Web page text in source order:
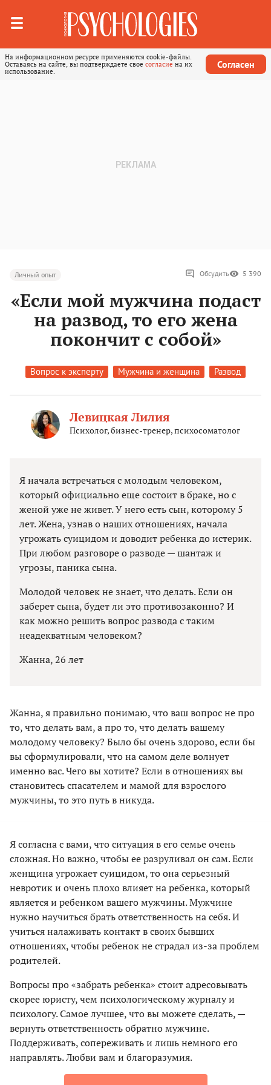
На информационном ресурсе применяются cookie-файлы.
Оставаясь на сайте, вы подтверждаете свое согласие на их
использование.
Согласен
Личный опыт Обсудить 5 390
«Если мой мужчина подаст
на развод, то его жена
покончит с собой»
Вопрос к эксперту Мужчина и женщина Развод
Левицкая Лилия
Психолог, бизнес-тренер, психосоматолог
Я начала встречаться с молодым человеком,
который официально еще состоит в браке, но с
женой уже не живет. У него есть сын, которому 5
лет. Жена, узнав о наших отношениях, начала
угрожать суицидом и доводит ребенка до истерик.
При любом разговоре о разводе — шантаж и
угрозы, паника сына.
Молодой человек не знает, что делать. Если он
заберет сына, будет ли это противозаконно? И
как можно решить вопрос развода с таким
неадекватным человеком?
Жанна, 26 лет
Жанна, я правильно понимаю, что ваш вопрос не про
то, что делать вам, а про то, что делать вашему
молодому человеку? Было бы очень здорово, если бы
вы сформулировали, что на самом деле волнует
именно вас. Чего вы хотите? Если в отношениях вы
становитесь спасателем и мамой для взрослого
мужчины, то это путь в никуда.
Я согласна с вами, что ситуация в его семье очень
сложная. Но важно, чтобы ее разруливал он сам. Если
женщина угрожает суицидом, то она серьезный
невротик и очень плохо влияет на ребенка, который
является и ребенком вашего мужчины. Мужчине
нужно научиться брать ответственность на себя. И
учиться налаживать контакт в своих бывших
отношениях, чтобы ребенок не страдал из-за проблем
родителей.
Вопросы про «забрать ребенка» стоит адресовывать
скорее юристу, чем психологическому журналу и
психологу. Самое лучшее, что вы можете сделать, —
вернуть ответственность обратно мужчине.
Поддерживать, сопереживать и лишь немного его
направлять. Любви вам и благоразумия.